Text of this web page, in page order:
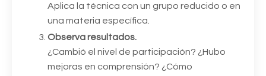
Aplica la técnica con un grupo reducido o en
una materia específica.
Observa resultados.
¿Cambió el nivel de participación? ¿Hubo
mejoras en comprensión? ¿Cómo